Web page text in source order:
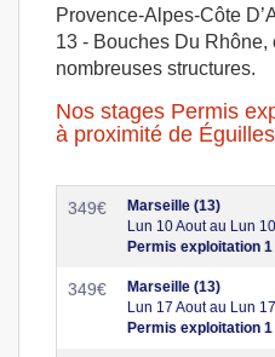
Provence-Alpes-Côte
13 - Bouches Du Rhône,
nombreuses structures.
Nos stages Permis
à proximité de Éguilles
349€
Marseille (13)
Lun 10 Aout au Lun
Permis exploitation
349€
Marseille (13)
Lun 17 Aout au Lun
Permis exploitation